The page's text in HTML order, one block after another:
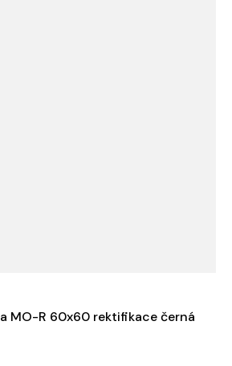
MO-R 60x60 rektifikace černá